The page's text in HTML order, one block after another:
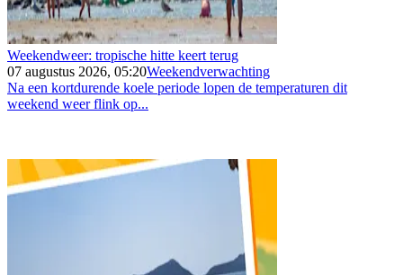
Weekendweer: tropische hitte keert terug
07 augustus 2026, 05:20Weekendverwachting
Na een kortdurende koele periode lopen de temperaturen dit
weekend weer flink op...